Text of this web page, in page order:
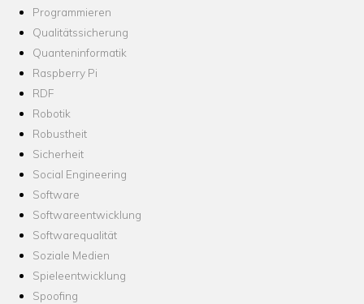
Programmieren
Qualitätssicherung
Quanteninformatik
Raspberry Pi
RDF
Robotik
Robustheit
Sicherheit
Social Engineering
Software
Softwareentwicklung
Softwarequalität
Soziale Medien
Spieleentwicklung
Spoofing